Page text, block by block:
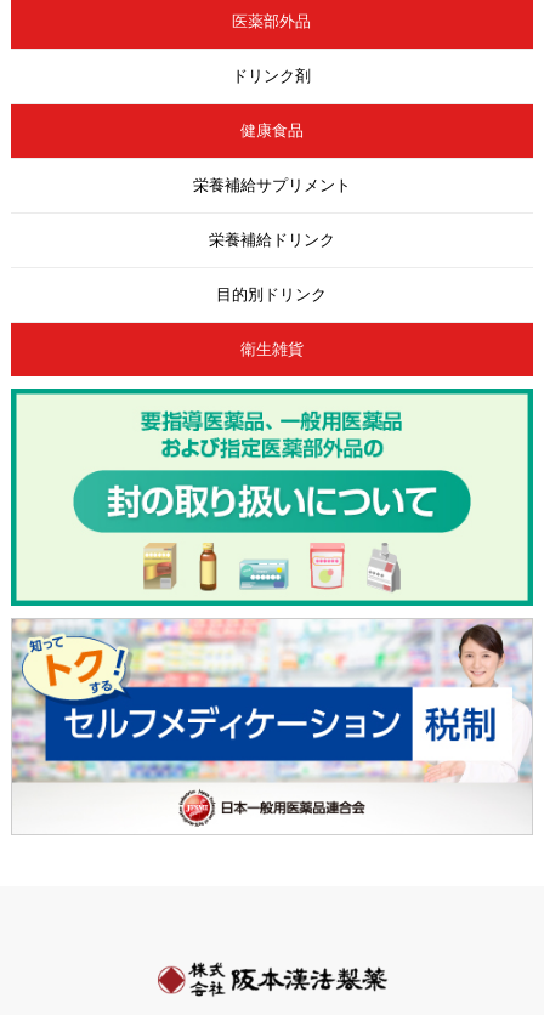
医薬部外品
ドリンク剤
健康食品
栄養補給サプリメント
栄養補給ドリンク
目的別ドリンク
衛生雑貨